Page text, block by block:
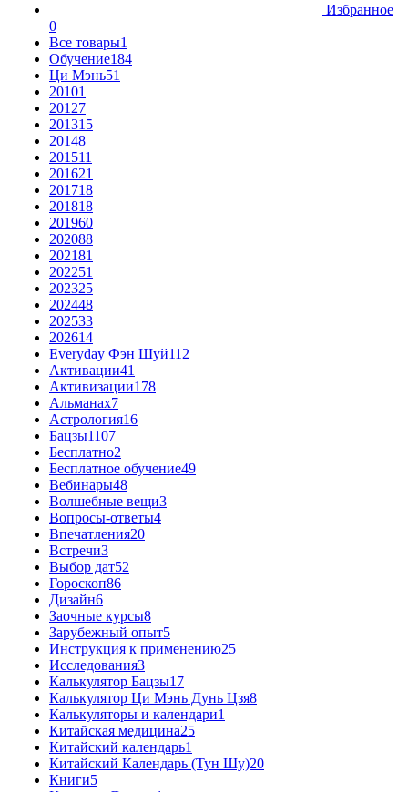
Избранное
0
Все товары1
Обучение184
Ци Мэнь51
20101
20127
201315
20148
201511
201621
201718
201818
201960
202088
202181
202251
202325
202448
202533
202614
Everyday Фэн Шуй112
Активации41
Активизации178
Альманах7
Астрология16
Бацзы1107
Бесплатно2
Бесплатное обучение49
Вебинары48
Волшебные вещи3
Вопросы-ответы4
Впечатления20
Встречи3
Выбор дат52
Гороскоп86
Дизайн6
Заочные курсы8
Зарубежный опыт5
Инструкция к применению25
Исследования3
Калькулятор Бацзы17
Калькулятор Ци Мэнь Дунь Цзя8
Калькуляторы и календари1
Китайская медицина25
Китайский календарь1
Китайский Календарь (Тун Шу)20
Книги5